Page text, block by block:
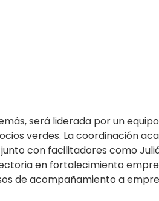
será liderada por un
verdes. La coordinación
junto con facilitadores como
en fortalecimiento
de acompañamiento a